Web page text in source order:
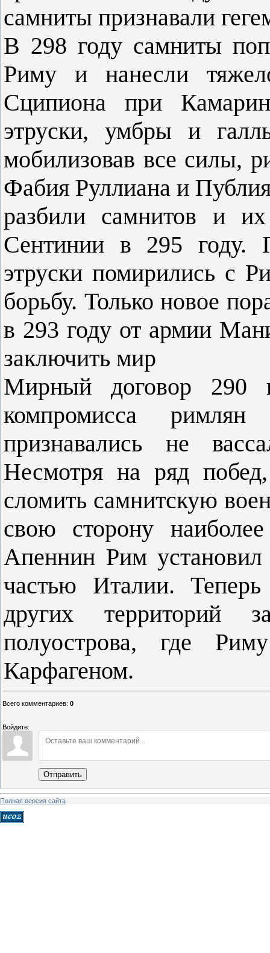
самниты признавали
В 298 году самниты
Риму и нанесли
Сципиона при
этруски, умбры и
мобилизовав все силы,
Фабия Руллиана и
разбили самнитов и
Сентинии в 295 году.
этруски помирились с
борьбу. Только новое
в 293 году от армии
заключить мир
Мирный договор 290
компромисса
признавались не
Несмотря на ряд
сломить самнитскую
свою сторону
Апеннин Рим установил
частью Италии.
других территорий
полуострова, где
Карфагеном.
Всего комментариев: 0
Войдите:
Отправить
Полная версия сайта